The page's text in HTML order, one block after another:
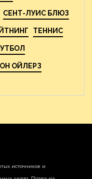
СЕНТ-ЛУИС БЛЮЗ
ТЕННИС
ОЙЛЕРЗ
источников и